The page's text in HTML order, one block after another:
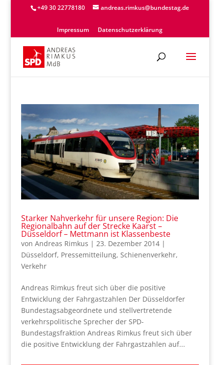
+49 30 22778180 andreas.rimkus@bundestag.de
Impressum Datenschutzerklärung
Starker Nahverkehr für unsere Region: Die
Regionalbahn auf der Strecke Kaarst –
Düsseldorf – Mettmann ist Klassenbeste
von Andreas Rimkus | 23. Dezember 2014|
Düsseldorf, Pressemitteilung, Schienenverkehr,
Verkehr
Andreas Rimkus freut sich über die positive
Entwicklung der Fahrgastzahlen Der Düsseldorfer
Bundestagsabgeordnete und stellvertretende
verkehrspolitische Sprecher der SPD-
Bundestagsfraktion Andreas Rimkus freut sich über
die positive Entwicklung der Fahrgastzahlen auf...